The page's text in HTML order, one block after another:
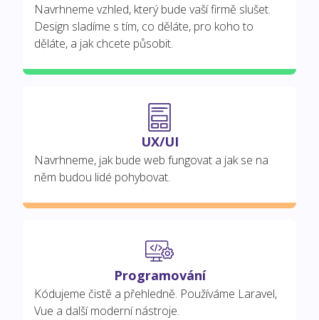
Navrhneme vzhled, který bude vaší firmě slušet.
Design sladíme s tím, co děláte, pro koho to
děláte, a jak chcete působit.
UX/UI
Navrhneme, jak bude web fungovat a jak se na
něm budou lidé pohybovat.
Programování
Kódujeme čistě a přehledně. Používáme Laravel,
Vue a další moderní nástroje.